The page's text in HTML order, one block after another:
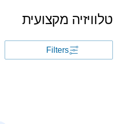
טלוויזיה מקצועית
Filters